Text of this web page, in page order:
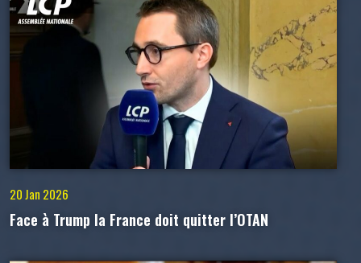
20 Jan 2026
Face à Trump la France doit quitter l’OTAN